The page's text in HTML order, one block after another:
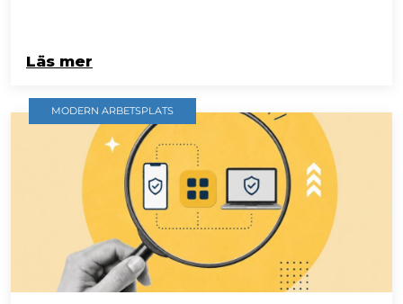
Läs mer
MODERN ARBETSPLATS